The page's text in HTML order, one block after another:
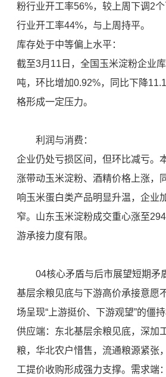
粉行业开工率56%，较上周下调2
行业开工率44%，与上周持平。
库存处于中等偏上水平：
截至3月11日，全国玉米淀粉企业
吨，环比增加0.92%，同比下降
格形成一定压力。
利润与消费：
企业仍处亏损区间，但环比减亏。
涨带动玉米淀粉、酒精价格上涨，
响玉米蛋白类产品明显升温，企业
窄。山东玉米淀粉成交重心涨至
游承接力度有限。
04核心矛盾与后市展望短期矛
基层余粮见底与下游高价承接意愿
场呈现“上游挺价、下游观望”的僵持
供应端：东北基层余粮见底，深加
粮，华北农户惜售，流通粮源紧张
工提价收购形成强力支撑。需求端